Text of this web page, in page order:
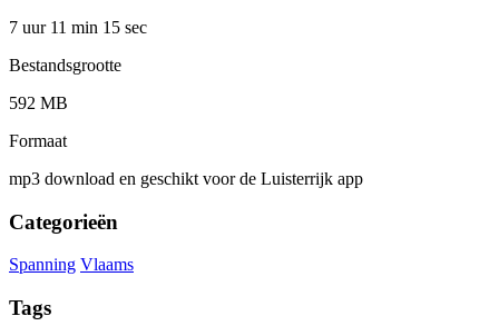
7 uur 11 min 15 sec
Bestandsgrootte
592 MB
Formaat
mp3 download en geschikt voor de Luisterrijk app
Categorieën
Spanning Vlaams
Tags